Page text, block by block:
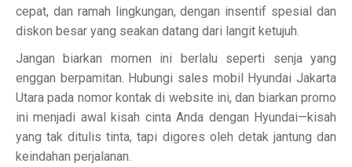
cepat, dan ramah lingkungan, dengan insentif spesial dan
diskon besar yang seakan datang dari langit ketujuh.
Jangan biarkan momen ini berlalu seperti senja yang
enggan berpamitan. Hubungi sales mobil Hyundai Jakarta
Utara pada nomor kontak di website ini, dan biarkan promo
ini menjadi awal kisah cinta Anda dengan Hyundai—kisah
yang tak ditulis tinta, tapi digores oleh detak jantung dan
keindahan perjalanan.